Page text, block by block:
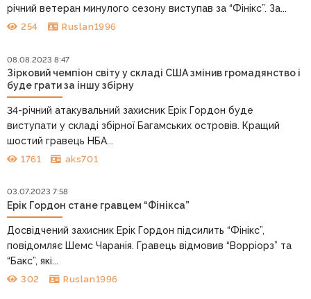
річний ветеран минулого сезону виступав за “Фінікс”. За...
254 Ruslan1996
08.08.2023 8:47
Зірковий чемпіон світу у складі США змінив громадянство і
буде грати за іншу збірну
34-річний атакувальний захисник Ерік Гордон буде
виступати у складі збірної Багамських островів. Кращий
шостий гравець НБА...
1761 aks701
03.07.2023 7:58
Ерік Гордон стане гравцем “Фінікса”
Досвідчений захисник Ерік Гордон підсилить “Фінікс”,
повідомляє Шемс Чаранія. Гравець відмовив “Ворріорз” та
“Бакс”, які...
302 Ruslan1996